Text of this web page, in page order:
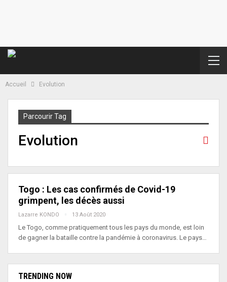
Accueil Evolution
Parcourir Tag
Evolution
Togo : Les cas confirmés de Covid-19
grimpent, les décès aussi
Lazarre KONDO 13 Août 2020
Le Togo, comme pratiquement tous les pays du monde, est loin
de gagner la bataille contre la pandémie à coronavirus. Le pays…
TRENDING NOW